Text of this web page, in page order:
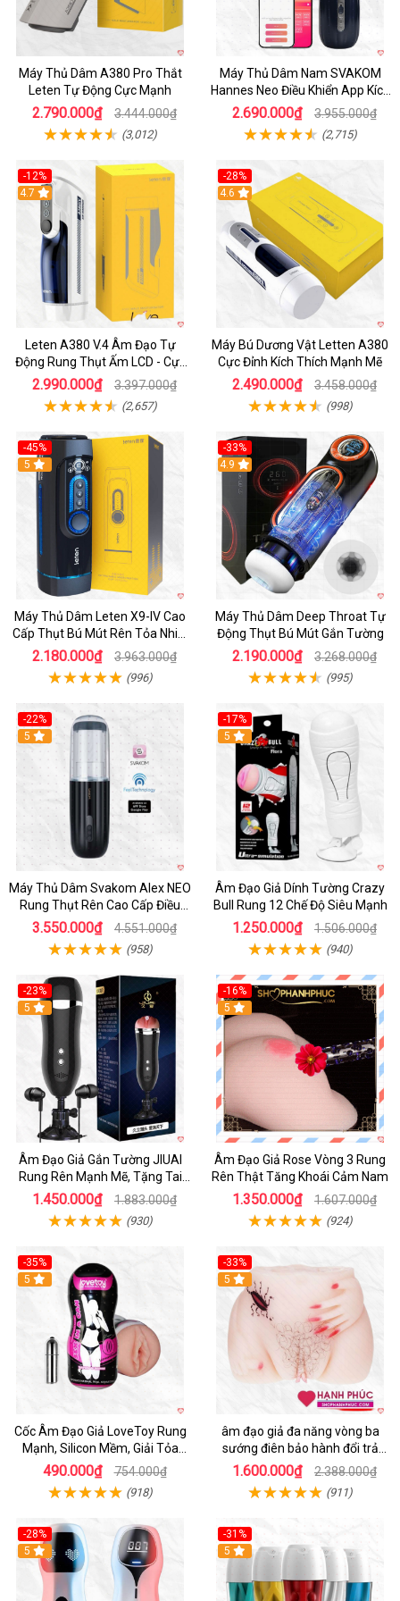
Máy Thủ Dâm A380 Pro Thắt
Leten Tự Động Cực Mạnh
2.790.000₫ 3.444.000₫
(3,012)
Máy Thủ Dâm Nam SVAKOM
Hannes Neo Điều Khiển App Kích
Thích
2.690.000₫ 3.955.000₫
(2,715)
-12%
Hot
4.7
Leten A380 V.4 Âm Đạo Tự
Động Rung Thụt Ấm LCD - Cực
Phê
2.990.000₫ 3.397.000₫
(2,657)
-28%
Hot
4.6
Máy Bú Dương Vật Letten A380
Cực Đỉnh Kích Thích Mạnh Mẽ
2.490.000₫ 3.458.000₫
(998)
-45%
Hot
5
Máy Thủ Dâm Leten X9-IV Cao
Cấp Thụt Bú Mút Rên Tỏa Nhiệt
Sạc Pin
2.180.000₫ 3.963.000₫
(996)
-33%
Hot
4.9
Máy Thủ Dâm Deep Throat Tự
Động Thụt Bú Mút Gắn Tường
2.190.000₫ 3.268.000₫
(995)
-22%
5
Máy Thủ Dâm Svakom Alex NEO
Rung Thụt Rên Cao Cấp Điều
Khiển App
3.550.000₫ 4.551.000₫
(958)
-17%
5
Âm Đạo Giả Dính Tường Crazy
Bull Rung 12 Chế Độ Siêu Mạnh
1.250.000₫ 1.506.000₫
(940)
-23%
5
Âm Đạo Giả Gắn Tường JIUAI
Rung Rên Mạnh Mẽ, Tặng Tai
Nghe
1.450.000₫ 1.883.000₫
(930)
-16%
5
Âm Đạo Giả Rose Vòng 3 Rung
Rên Thật Tăng Khoái Cảm Nam
1.350.000₫ 1.607.000₫
(924)
-35%
5
Cốc Âm Đạo Giả LoveToy Rung
Mạnh, Silicon Mềm, Giải Tỏa
Sinh Lý
490.000₫ 754.000₫
(918)
-33%
5
âm đạo giả đa năng vòng ba
sướng điên bảo hành đổi trả
nhanh
1.600.000₫ 2.388.000₫
(911)
-28%
5
-31%
Hot
5